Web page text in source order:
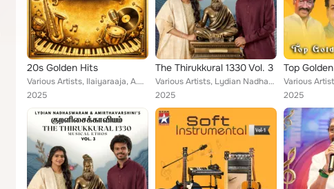
20s Golden Hits
Various Artists, Ilaiyaraaja, A.R. Rahman, Srikanth Deva, Kannan Narayanan, Devi Sri Prasad, G. V. Prakash Kumar, Sundar C Babu,...
2025
The Thirukkural 1330 Vol. 3
Various Artists, Lydian Nadhaswaram, The Thirukkural 1330, Baalakrishna Veluswamy, Dr. Krithika Karthik, V. Adhvaith, VV Prassan...
2025
Top
2025